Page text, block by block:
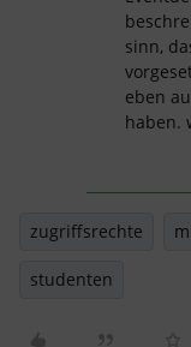
sinn,
eben
haben.
zugriffsrechte
studenten